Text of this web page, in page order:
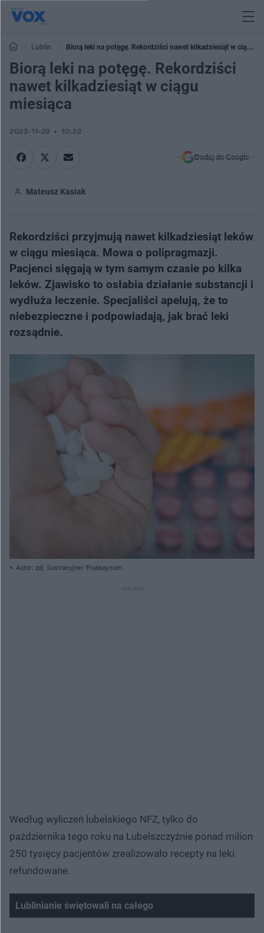
Lublin
Biorą leki na potęgę. Rekordziści nawet kilkadziesiąt w ciągu
miesiąca
Biorą leki na potęgę. Rekordziści
nawet kilkadziesiąt w ciągu
miesiąca
2023-11-29 10:22
Dodaj do Google
Mateusz Kasiak
Rekordziści przyjmują nawet kilkadziesiąt leków
w ciągu miesiąca. Mowa o polipragmazji.
Pacjenci sięgają w tym samym czasie po kilka
leków. Zjawisko to osłabia działanie substancji i
wydłuża leczenie. Specjaliści apelują, że to
niebezpieczne i podpowiadają, jak brać leki
rozsądnie.
Autor: zdj. ilustracyjne/ Pixabay.com
Według wyliczeń lubelskiego NFZ, tylko do
października tego roku na Lubelszczyźnie ponad milion
250 tysięcy pacjentów zrealizowało recepty na leki
refundowane.
Lublinianie świętowali na całego